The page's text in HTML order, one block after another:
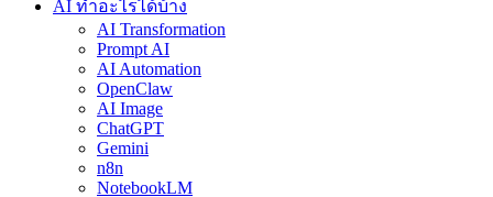
AI ทำอะไรได้บ้าง
AI Transformation
Prompt AI
AI Automation
OpenClaw
AI Image
ChatGPT
Gemini
n8n
NotebookLM